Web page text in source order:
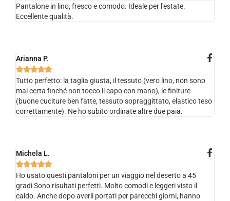
Pantalone in lino, fresco e comodo. Ideale per l'estate.
Eccellente qualità.
Arianna P.

Tutto perfetto: la taglia giusta, il tessuto (vero lino, non sono
mai certa finché non tocco il capo con mano), le finiture
(buone cuciture ben fatte, tessuto sopraggittato, elastico teso
correttamente). Ne ho subito ordinate altre due paia.
Michela L.

Ho usato questi pantaloni per un viaggio nel deserto a 45
gradi Sono risultati perfetti. Molto comodi e leggeri visto il
caldo. Anche dopo averli portati per parecchi giorni, hanno